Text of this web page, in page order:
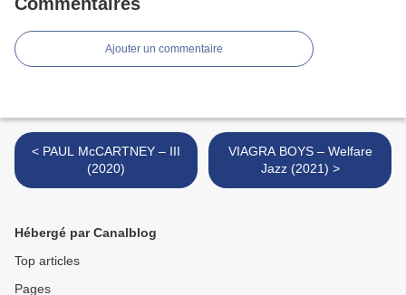
Ajouter un commentaire
< PAUL McCARTNEY – III
(2020)
VIAGRA BOYS – Welfare
Jazz (2021) >
Hébergé par Canalblog
Top articles
Pages